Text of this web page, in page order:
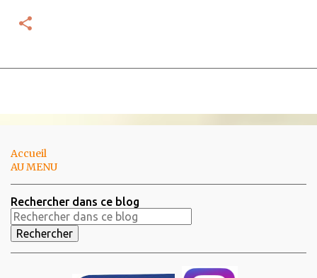
Accueil
AU MENU
Rechercher dans ce blog